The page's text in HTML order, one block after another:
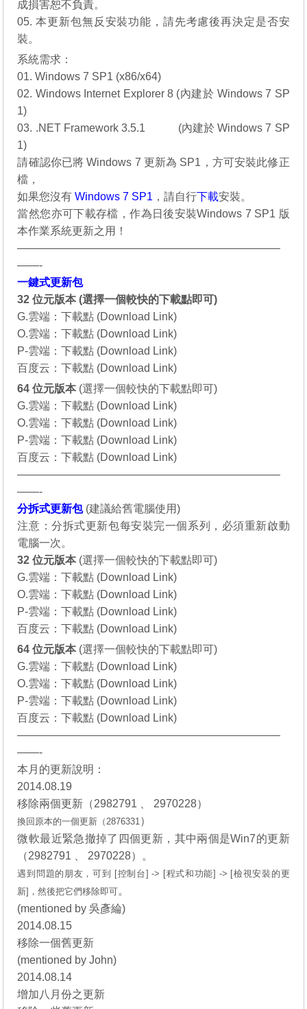
成損害恕不負責。
05. 本更新包無反安裝功能，請先考慮後再決定是否安
裝。
系統需求：
01. Windows 7 SP1 (x86/x64)
02. Windows Internet Explorer 8 (內建於 Windows 7 SP
1)
03. .NET Framework 3.5.1
(內建於 Windows 7 SP
1)
請確認你已將 Windows 7 更新為 SP1，方可安裝此修正
檔，
如果您沒有Windows 7 SP1 ，請自行下載安裝。
當然您亦可下載存檔，作為日後安裝Windows 7 SP1 版
本作業系統更新之用！
————————————————————————
——-
一鍵式更新包
32 位元版本 (選擇一個較快的下載點即可)
G.雲端：下載點 (Download Link)
O.雲端：下載點 (Download Link)
P-雲端：下載點 (Download Link)
百度云：下載點 (Download Link)
64 位元版本(選擇一個較快的下載點即可)
G.雲端：下載點 (Download Link)
O.雲端：下載點 (Download Link)
P-雲端：下載點 (Download Link)
百度云：下載點 (Download Link)
————————————————————————
——-
分拆式更新包(建議給舊電腦使用)
注意：分拆式更新包每安裝完一個系列，必須重新啟動
電腦一次。
32 位元版本(選擇一個較快的下載點即可)
G.雲端：下載點 (Download Link)
O.雲端：下載點 (Download Link)
P-雲端：下載點 (Download Link)
百度云：下載點 (Download Link)
64 位元版本(選擇一個較快的下載點即可)
G.雲端：下載點 (Download Link)
O.雲端：下載點 (Download Link)
P-雲端：下載點 (Download Link)
百度云：下載點 (Download Link)
————————————————————————
——-
本月的更新說明：
2014.08.19
移除兩個更新（2982791 、 2970228）
換回原本的一個更新（2876331）
微軟最近緊急撤掉了四個更新，其中兩個是Win7的更新
（2982791 、 2970228）。
遇到問題的朋友，可到 [控制台] -> [程式和功能] -> [檢視安裝的更
新]，然後把它們移除即可。
(mentioned by 吳彥綸)
2014.08.15
移除一個舊更新
(mentioned by John)
2014.08.14
增加八月份之更新